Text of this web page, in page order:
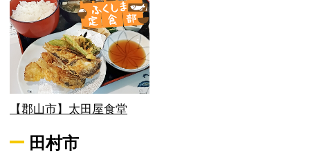
【郡山市】太田屋食堂
田村市